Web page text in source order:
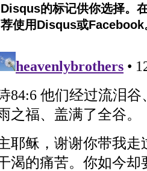
Disqus的标记供你选择。
荐使用Disqus或